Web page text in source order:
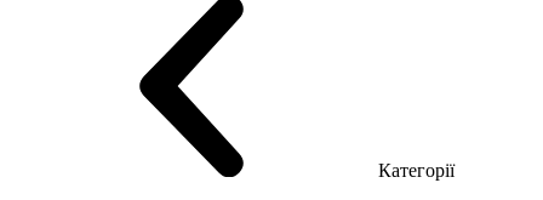
Категорії